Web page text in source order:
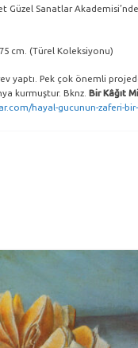
Sanatlar
cm. (Türel Koleksiyonu)
yaptı. Pek çok önemli
kurmuştur. Bknz. Bir Kâğıt
hayal-gucunun-zaferi-